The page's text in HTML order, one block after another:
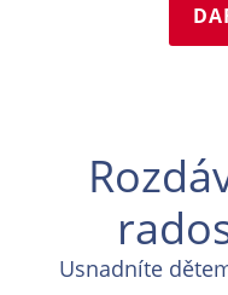
Usnadníte